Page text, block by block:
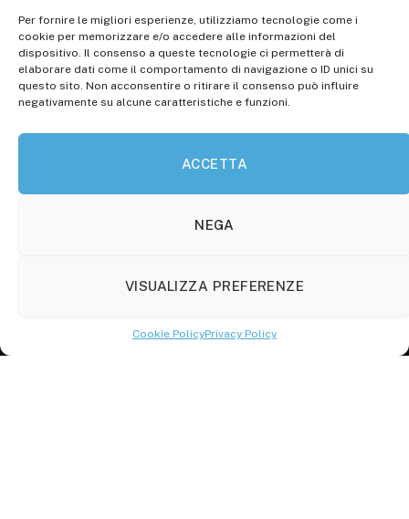
Per fornire le migliori esperienze, utilizziamo tecnologie come i
cookie per memorizzare e/o accedere alle informazioni del
dispositivo. Il consenso a queste tecnologie ci permetterà di
elaborare dati come il comportamento di navigazione o ID unici su
questo sito. Non acconsentire o ritirare il consenso può influire
negativamente su alcune caratteristiche e funzioni.
ACCETTA
NEGA
VISUALIZZA PREFERENZE
Cookie PolicyPrivacy Policy
Registr. presso il Tribunale di Campobasso: 3/2013 del
14.11.2013, Cron. 1254
Roc: iscrizione n° 25549 (Prot. 1138/com/15 del
30.04.2015)
P.Iva: 01707150700